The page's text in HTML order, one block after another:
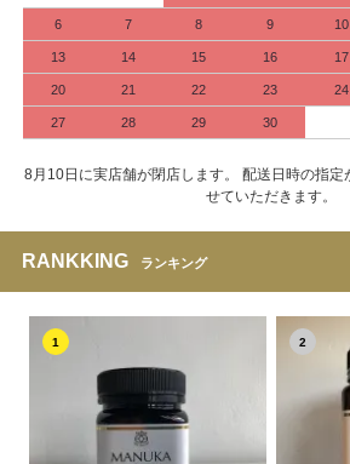
6 7 8 9 10
13 14 15 16 17
20 21 22 23 24
27 28 29 30
8月10日に実店舗が閉店します。 配送日時の指定
せていただきます。
RANKKING ランキング
1 2